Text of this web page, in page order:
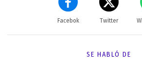
Facebok Twitter
SE HABLÓ DE